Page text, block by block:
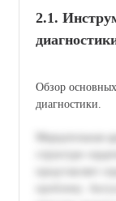
2.1.
Обзор
диагностики.